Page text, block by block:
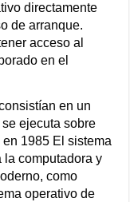
directamente
de arranque.
acceso al
en el
en un
se ejecuta sobre
1985 El sistema
la computadora y
como
operativo de